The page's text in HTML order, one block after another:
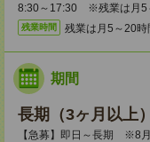
8:30～17:30 ※残業は月5
残業時間 残業は月5～20時
期間
長期（3ヶ月以上）
【急募】即日～長期 ※8月